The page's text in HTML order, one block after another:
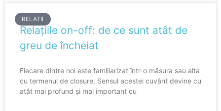
RELATII
Relațiile on-off: de ce sunt atât de
greu de încheiat
Fiecare dintre noi este familiarizat într-o măsura sau alta
cu termenul de closure. Sensul acestei cuvânt devine cu
atât mai profund și mai important cu